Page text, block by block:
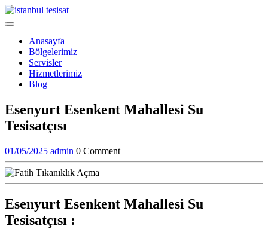
Skip
to
Open
Anasayfa
Bölgelerimiz
Servisler
Hizmetlerimiz
Blog
Close
Menu
Esenyurt Esenkent Mahallesi Su
Tesisatçısı
01/05/202501/05/2025
admin admin
0 Comment
Esenyurt Esenkent Mahallesi Su
Tesisatçısı :